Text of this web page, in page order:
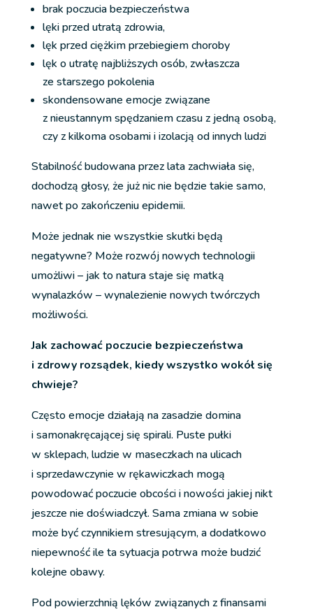
brak poczucia bezpieczeństwa
lęki przed utratą zdrowia,
lęk przed ciężkim przebiegiem choroby
lęk o utratę najbliższych osób, zwłaszcza
ze starszego pokolenia
skondensowane emocje związane
z nieustannym spędzaniem czasu z jedną osobą,
czy z kilkoma osobami i izolacją od innych ludzi
Stabilność budowana przez lata zachwiała się,
dochodzą głosy, że już nic nie będzie takie samo,
nawet po zakończeniu epidemii.
Może jednak nie wszystkie skutki będą
negatywne? Może rozwój nowych technologii
umożliwi – jak to natura staje się matką
wynalazków – wynalezienie nowych twórczych
możliwości.
Jak zachować poczucie bezpieczeństwa
i zdrowy rozsądek, kiedy wszystko wokół się
chwieje?
Często emocje działają na zasadzie domina
i samonakręcającej się spirali. Puste pułki
w sklepach, ludzie w maseczkach na ulicach
i sprzedawczynie w rękawiczkach mogą
powodować poczucie obcości i nowości jakiej nikt
jeszcze nie doświadczył. Sama zmiana w sobie
może być czynnikiem stresującym, a dodatkowo
niepewność ile ta sytuacja potrwa może budzić
kolejne obawy.
Pod powierzchnią lęków związanych z finansami